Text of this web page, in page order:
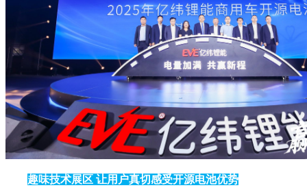
趣味技术展区 让用 户真切感受开源电池优势